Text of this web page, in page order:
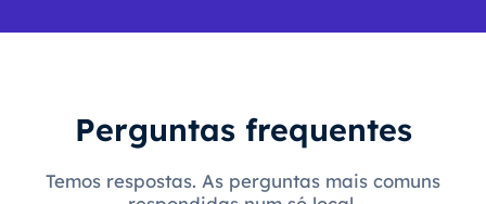
Perguntas frequentes
Temos respostas. As perguntas mais comuns